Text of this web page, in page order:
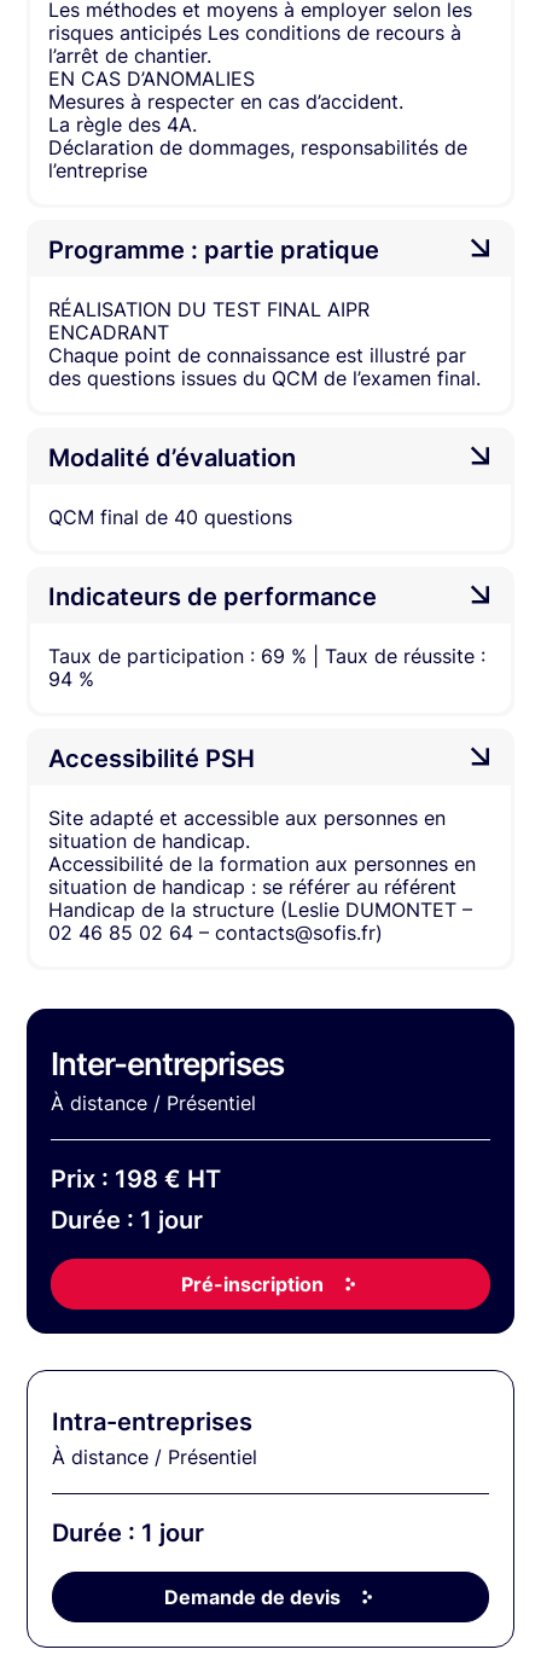
Les méthodes et moyens à employer selon les
risques anticipés Les conditions de recours à
l’arrêt de chantier.
EN CAS D’ANOMALIES
Mesures à respecter en cas d’accident.
La règle des 4A.
Déclaration de dommages, responsabilités de
l’entreprise
Programme : partie pratique
RÉALISATION DU TEST FINAL AIPR
ENCADRANT
Chaque point de connaissance est illustré par
des questions issues du QCM de l’examen final.
Modalité d’évaluation
QCM final de 40 questions
Indicateurs de performance
Taux de participation : 69 % | Taux de réussite :
94 %
Accessibilité PSH
Site adapté et accessible aux personnes en
situation de handicap.
Accessibilité de la formation aux personnes en
situation de handicap : se référer au référent
Handicap de la structure (Leslie DUMONTET –
02 46 85 02 64 – contacts@sofis.fr)
Inter-entreprises
À distance / Présentiel
Prix : 198 € HT
Durée : 1 jour
Pré-inscription
Intra-entreprises
À distance / Présentiel
Durée : 1 jour
Demande de devis